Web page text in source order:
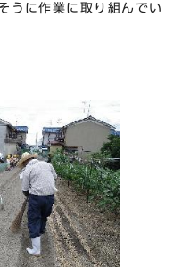
うに作業に取り組んでい